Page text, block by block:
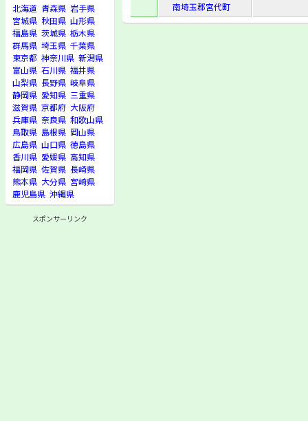
北海道 青森県 岩手県
宮城県 秋田県 山形県
福島県 茨城県 栃木県
群馬県 埼玉県 千葉県
東京都 神奈川県 新潟県
富山県 石川県 福井県
山梨県 長野県 岐阜県
静岡県 愛知県 三重県
滋賀県 京都府 大阪府
兵庫県 奈良県 和歌山県
鳥取県 島根県 岡山県
広島県 山口県 徳島県
香川県 愛媛県 高知県
福岡県 佐賀県 長崎県
熊本県 大分県 宮崎県
鹿児島県 沖縄県
スポンサーリンク
南埼玉郡宮代町